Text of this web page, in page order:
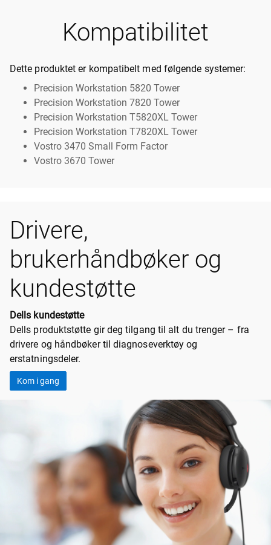
Kompatibilitet
Dette produktet er kompatibelt med følgende systemer:
Precision Workstation 5820 Tower
Precision Workstation 7820 Tower
Precision Workstation T5820XL Tower
Precision Workstation T7820XL Tower
Vostro 3470 Small Form Factor
Vostro 3670 Tower
Drivere,
brukerhåndbøker og
kundestøtte
Dells kundestøtte
Dells produktstøtte gir deg tilgang til alt du trenger – fra
drivere og håndbøker til diagnoseverktøy og
erstatningsdeler.
Kom i gang